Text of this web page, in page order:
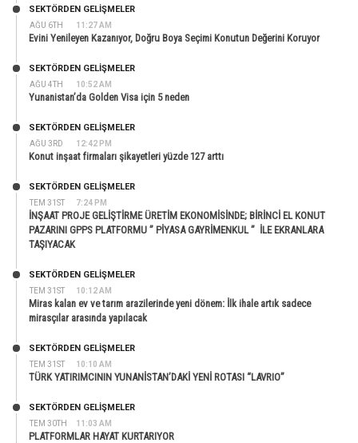
AĞU 6TH 11:27 AM
SEKTÖRDEN GELIŞMELER
Evini Yenileyen Kazanıyor, Doğru Boya Seçimi Konutun Değerini Koruyor
AĞU 4TH 10:52 AM
SEKTÖRDEN GELIŞMELER
Yunanistan’da Golden Visa için 5 neden
AĞU 3RD 12:42 PM
SEKTÖRDEN GELIŞMELER
Konut inşaat firmaları şikayetleri yüzde 127 arttı
TEM 31ST 7:24 PM
SEKTÖRDEN GELIŞMELER
İNŞAAT PROJE GELİŞTİRME ÜRETİM EKONOMİSİNDE; BİRİNCİ EL KONUT
PAZARINI GPPS PLATFORMU ” PİYASA GAYRİMENKUL ” İLE EKRANLARA
TAŞIYACAK
TEM 31ST 10:12 AM
SEKTÖRDEN GELIŞMELER
Miras kalan ev ve tarım arazilerinde yeni dönem: İlk ihale artık sadece
mirasçılar arasında yapılacak
TEM 31ST 10:10 AM
SEKTÖRDEN GELIŞMELER
TÜRK YATIRIMCININ YUNANİSTAN’DAKİ YENİ ROTASI “LAVRIO”
TEM 30TH 11:03 AM
SEKTÖRDEN GELIŞMELER
PLATFORMLAR HAYAT KURTARIYOR